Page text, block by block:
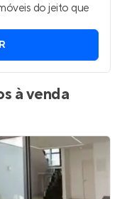
do jeito que
à venda